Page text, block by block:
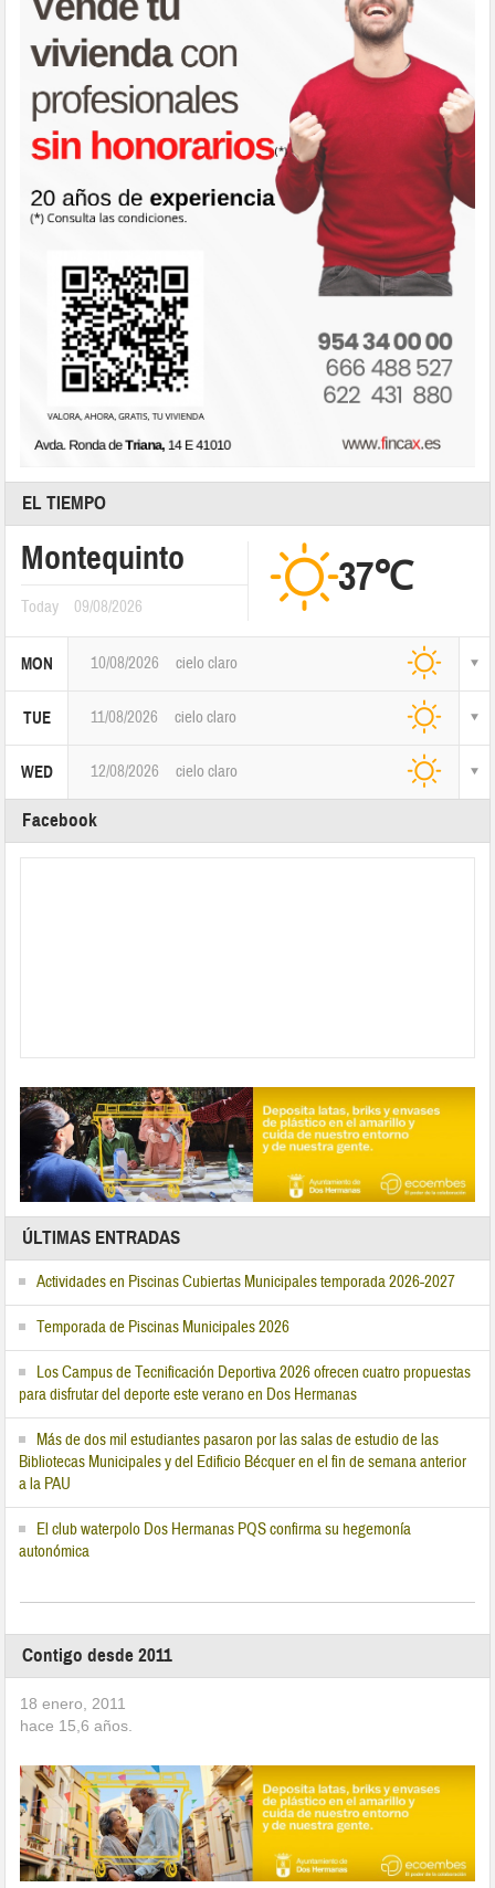
EL TIEMPO
Montequinto
Today 09/08/2026
37℃
MON 10/08/2026 cielo claro
TUE 11/08/2026 cielo claro
WED 12/08/2026 cielo claro
Facebook
ÚLTIMAS ENTRADAS
Actividades en Piscinas Cubiertas Municipales temporada 2026-2027
Temporada de Piscinas Municipales 2026
Los Campus de Tecnificación Deportiva 2026 ofrecen cuatro propuestas
para disfrutar del deporte este verano en Dos Hermanas
Más de dos mil estudiantes pasaron por las salas de estudio de las
Bibliotecas Municipales y del Edificio Bécquer en el fin de semana anterior
a la PAU
El club waterpolo Dos Hermanas PQS confirma su hegemonía
autonómica
Contigo desde 2011
18 enero, 2011
hace 15,6 años.